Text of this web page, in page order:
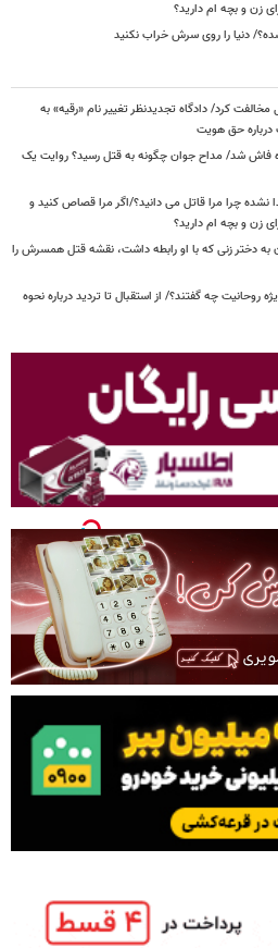
زن و بچه ام دارید؟
دنیا را روی سرش خراب نکنید
مخالفت کرد/ دادگاه تجدیدنظر تغییر نام «رقیه» به
درباره حق هویت
فاش شد/ مداح جوان چگونه به قتل رسید؟ روایت یک
نشده چرا مرا قاتل می دانید؟/اگر مرا قصاص کنید و
زن و بچه ام دارید؟
500میلیون تومان به دختر زنی که با او رابطه داشت، نقشه قتل همسرش را
روحانیت چه گفتند؟/ از استقبال تا تردید درباره نحوه